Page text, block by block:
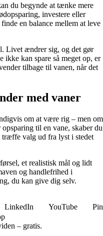
du begynde at tænke mere
investere eller
en balance mellem at leve
Livet ændrer sig, og det gør
kan spare så meget op, er
tilbage til vanen, når det
med vaner
om at være rig – men om
til en vane, skaber du
valg ud fra lyst i stedet
et realistisk mål og lidt
og handlefrihed i
du kan give dig selv.
LinkedIn YouTube
– gratis.